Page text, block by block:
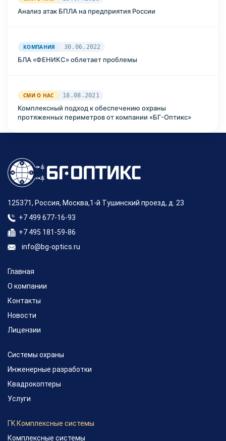
Анализ атак БПЛА на предприятия России
КОМПАНИЯ 30.06.2022
БЛА «ФЕНИКС» облетает проблемы
СМИ О НАС 18.08.2021
Комплексный подход к обеспечению охраны
протяженных периметров от компании «БГ-Оптикс»
125371, Россия, Москва,1-й Тушинский проезд, д. 23
+7 499 677-16-93
+7 495 181-59-86
info@bg-optics.ru
Главная
О компании
Контакты
Новости
Лицензии
Системы охраны
Инженерные разработки
Квадрокоптеры
Услуги
ГK Комплексные системы
Комплексные системы